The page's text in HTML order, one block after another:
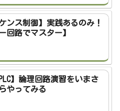
ンス制御】実践あるのみ！
回路でマスター】
】論理回路演習をいまさ
やってみる